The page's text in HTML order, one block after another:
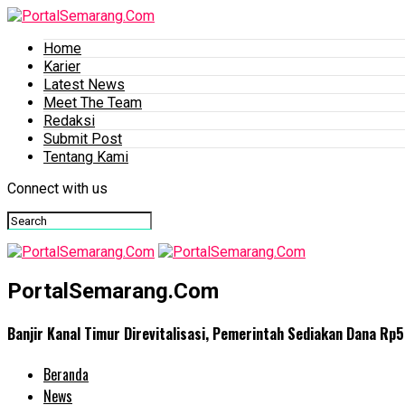
Home
Karier
Latest News
Meet The Team
Redaksi
Submit Post
Tentang Kami
Connect with us
PortalSemarang.Com
Banjir Kanal Timur Direvitalisasi, Pemerintah Sediakan Dana
Beranda
News